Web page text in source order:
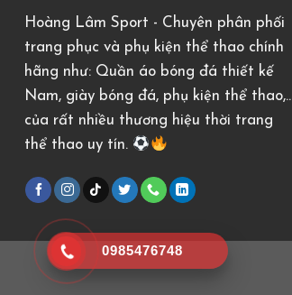
Hoàng Lâm Sport - Chuyên phân phối
trang phục và phụ kiện thể thao chính
hãng như: Quần áo bóng đá thiết kế
Nam, giày bóng đá, phụ kiện thể thao,..
của rất nhiều thương hiệu thời trang
thể thao uy tín.
0985476748